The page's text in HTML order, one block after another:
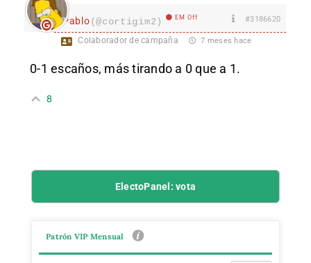
Pablo(@cortigim2) EM Off #3186620
Colaborador de campaña 7 meses hace
0-1 escaños, más tirando a 0 que a 1.
8
ElectoPanel: vota
Patrón VIP Mensual